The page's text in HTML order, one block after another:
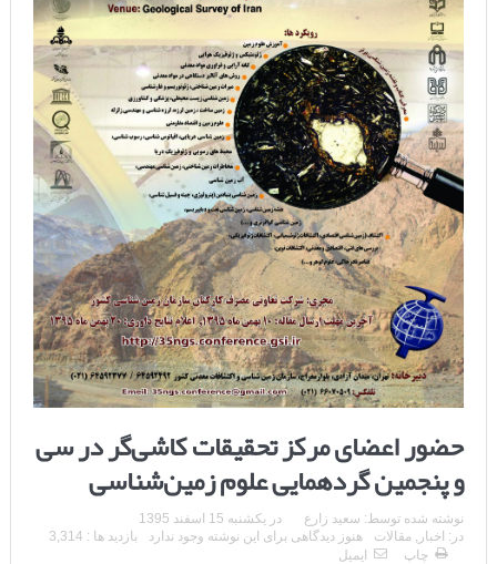
حضور اعضای مرکز تحقیقات کاشی‌گر در سی
و پنجمین گردهمایی علوم زمین‌شناسی
نوشته شده توسط: سعید زارع در یکشنبه 15 اسفند 1395
در: اخبار , مقالات هنوز دیدگاهی برای این نوشته وجود ندارد
بازدید ها : 3,314
چاپ
ایمیل